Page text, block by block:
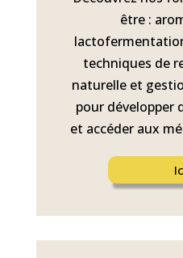
être :
techniques de
naturelle et
pour développer
et accéder aux